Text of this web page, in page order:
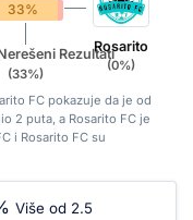
33%
0%
Rezultati
(33%)
Rosarito
(0%)
FC pokazuje da je od
2 puta, a Rosarito FC je
i Rosarito FC su
Više od 2.5